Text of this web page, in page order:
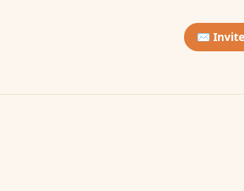
✉️